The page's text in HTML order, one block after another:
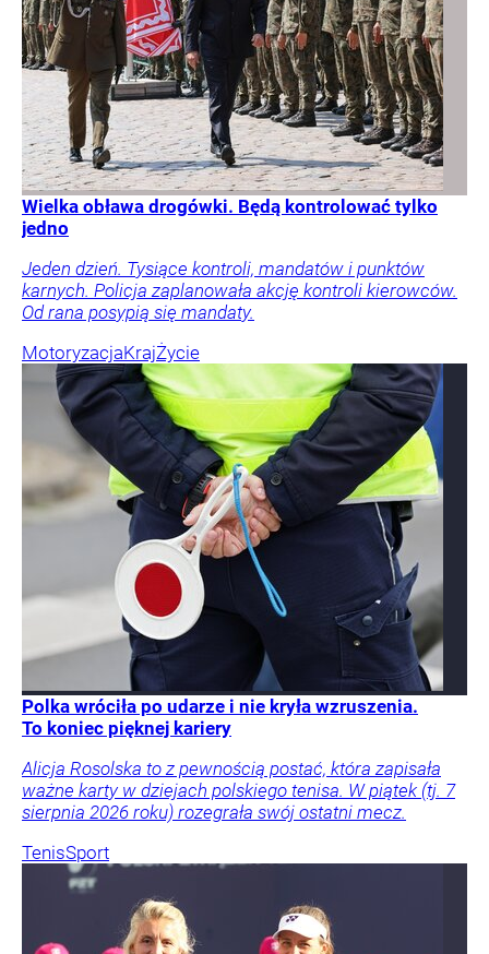
Wielka obława drogówki. Będą kontrolować tylko
jedno
Jeden dzień. Tysiące kontroli, mandatów i punktów
karnych. Policja zaplanowała akcję kontroli kierowców.
Od rana posypią się mandaty.
MotoryzacjaKrajŻycie
Polka wróciła po udarze i nie kryła wzruszenia.
To koniec pięknej kariery
Alicja Rosolska to z pewnością postać, która zapisała
ważne karty w dziejach polskiego tenisa. W piątek (tj. 7
sierpnia 2026 roku) rozegrała swój ostatni mecz.
TenisSport